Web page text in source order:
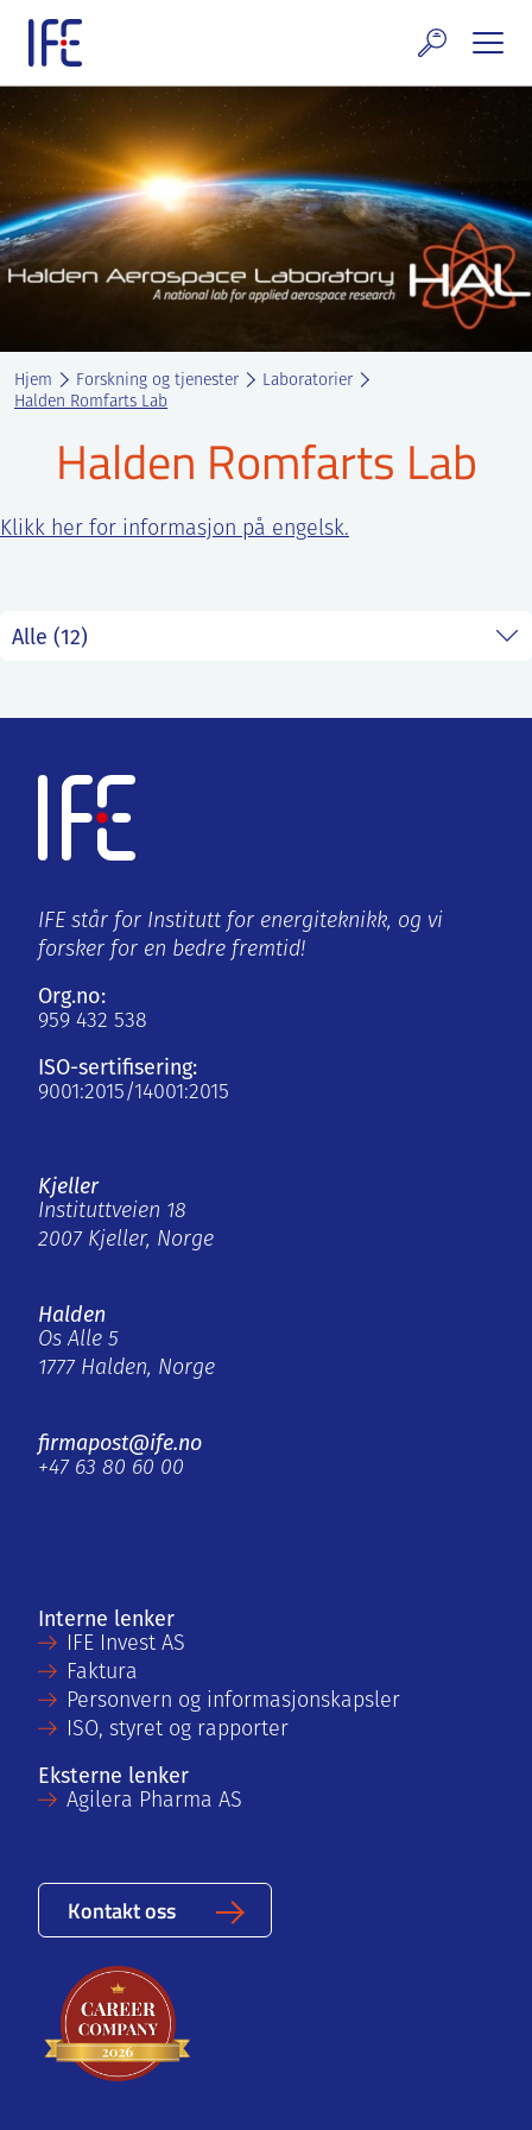
content
og tjenester
teknologi & eiendom
Norske thoriumnettverket
IFE
Hjem Forskning og tjenester
Laboratorier
Halden Romfarts Lab
Halden Romfarts Lab
Klikk her for informasjon på engelsk.
IFE står for Institutt for energiteknikk, og vi
forsker for en bedre fremtid!
Org.no:
959 432 538
ISO-sertifisering:
9001:2015/14001:2015
Kjeller
Instituttveien 18
2007 Kjeller, Norge
Halden
Os Alle 5
1777 Halden, Norge
firmapost@ife.no
+47 63 80 60 00
Interne lenker
IFE Invest AS
Faktura
Personvern og informasjonskapsler
ISO, styret og rapporter
Eksterne lenker
Agilera Pharma AS
Kontakt oss